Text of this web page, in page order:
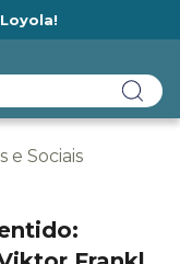
e Sociais